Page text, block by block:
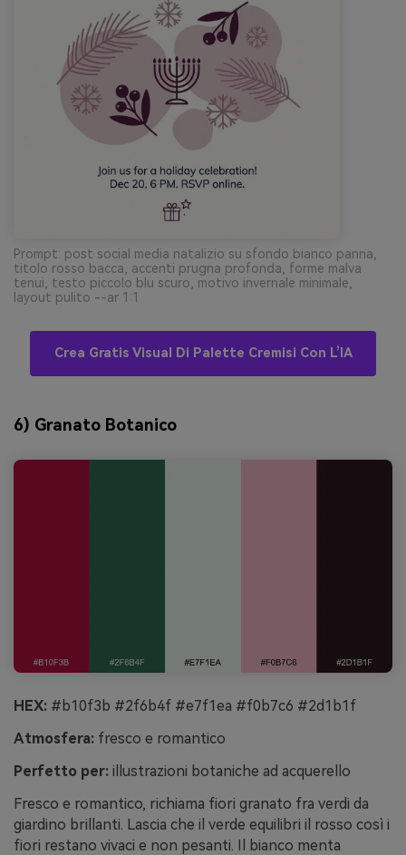
Prompt: post social media natalizio su sfondo bianco panna,
titolo rosso bacca, accenti prugna profonda, forme malva
tenui, testo piccolo blu scuro, motivo invernale minimale,
layout pulito --ar 1:1
Crea Gratis Visual Di Palette Cremisi Con L’IA
6) Granato Botanico
HEX: #b10f3b #2f6b4f #e7f1ea #f0b7c6 #2d1b1f
Atmosfera: fresco e romantico
Perfetto per: illustrazioni botaniche ad acquerello
Fresco e romantico, richiama fiori granato fra verdi da
giardino brillanti. Lascia che il verde equilibri il rosso così i
fiori restano vivaci e non pesanti. Il bianco menta